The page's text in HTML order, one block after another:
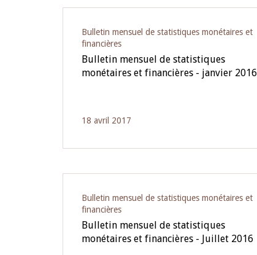
Bulletin mensuel de statistiques monétaires et
financières
Bulletin mensuel de statistiques
monétaires et financières - janvier 2016
18 avril 2017
Bulletin mensuel de statistiques monétaires et
financières
Bulletin mensuel de statistiques
monétaires et financières - Juillet 2016